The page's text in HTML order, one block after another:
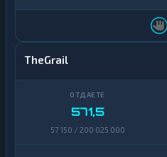
TheGrail
571,5
57 150 / 200 025 000
(LUNA)
1
Toncoin 1